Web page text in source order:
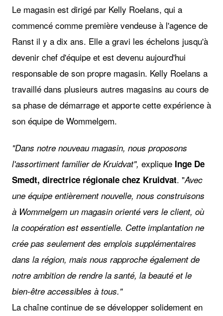
Le magasin est dirigé par Kelly Roelans, qui a
commencé comme première vendeuse à l'agence de
Ranst il y a dix ans. Elle a gravi les échelons jusqu'à
devenir chef d'équipe et est devenu aujourd'hui
responsable de son propre magasin. Kelly Roelans a
travaillé dans plusieurs autres magasins au cours de
sa phase de démarrage et apporte cette expérience à
son équipe de Wommelgem.
"Dans notre nouveau magasin, nous proposons
l'assortiment familier de Kruidvat", explique Inge De
Smedt, directrice régionale chez Kruidvat. "Avec
une équipe entièrement nouvelle, nous construisons
à Wommelgem un magasin orienté vers le client, où
la coopération est essentielle. Cette implantation ne
crée pas seulement des emplois supplémentaires
dans la région, mais nous rapproche également de
notre ambition de rendre la santé, la beauté et le
bien-être accessibles à tous."
La chaîne continue de se développer solidement en